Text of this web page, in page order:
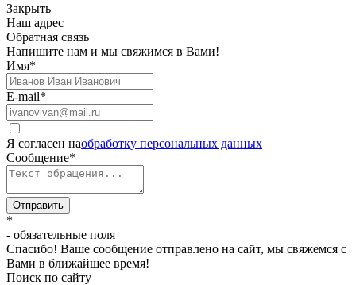
Закрыть
Наш адрес
Обратная связь
Напишите нам и мы свяжимся в Вами!
Имя*
E-mail*
Я согласен наобработку персональных данных
Сообщение*
Отправить
*
- обязательные поля
Спасибо! Ваше сообщение отправлено на сайт, мы свяжемся с
Вами в ближайшее время!
Поиск по сайту